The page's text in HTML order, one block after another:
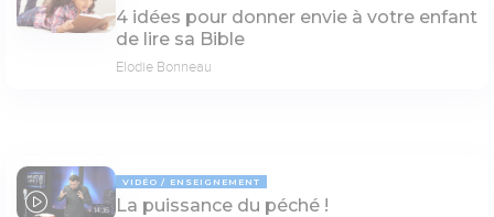
4 idées pour donner envie à votre enfant
de lire sa Bible
Elodie Bonneau
14:16
VIDÉO ENSEIGNEMENT
La puissance du péché !